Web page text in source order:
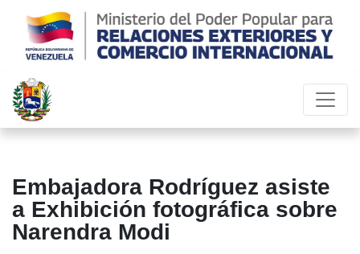
Embajadora Rodríguez asiste
a Exhibición fotográfica sobre
Narendra Modi